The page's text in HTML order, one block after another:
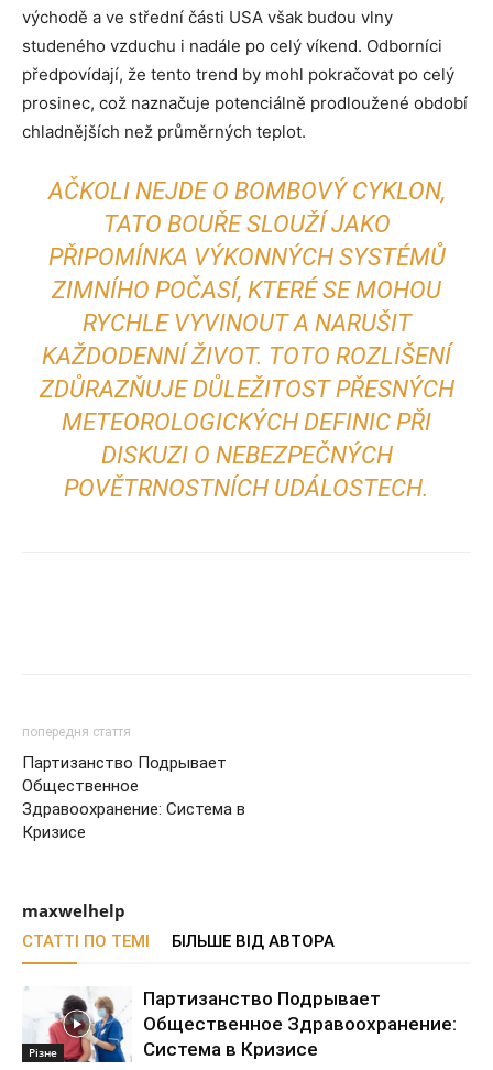
východě a ve střední části USA však budou vlny
studeného vzduchu i nadále po celý víkend. Odborníci
předpovídají, že tento trend by mohl pokračovat po celý
prosinec, což naznačuje potenciálně prodloužené období
chladnějších než průměrných teplot.
AČKOLI NEJDE O BOMBOVÝ CYKLON,
TATO BOUŘE SLOUŽÍ JAKO
PŘIPOMÍNKA VÝKONNÝCH SYSTÉMŮ
ZIMNÍHO POČASÍ, KTERÉ SE MOHOU
RYCHLE VYVINOUT A NARUŠIT
KAŽDODENNÍ ŽIVOT. TOTO ROZLIŠENÍ
ZDŮRAZŇUJE DŮLEŽITOST PŘESNÝCH
METEOROLOGICKÝCH DEFINIC PŘI
DISKUZI O NEBEZPEČNÝCH
POVĚTRNOSTNÍCH UDÁLOSTECH.
попередня стаття
Партизанство Подрывает
Общественное
Здравоохранение: Система в
Кризисе
maxwelhelp
СТАТТІ ПО ТЕМІ БІЛЬШЕ ВІД АВТОРА
Різне
Партизанство Подрывает
Общественное Здравоохранение:
Система в Кризисе